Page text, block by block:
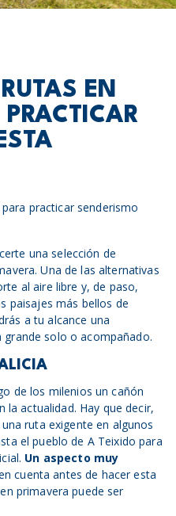
EN
una selección de
Una de las alternativas
al aire libre y, de paso,
paisajes más bellos de
a tu alcance una
solo o acompañado.
de los milenios un cañón
la actualidad. Hay que decir,
ruta exigente en algunos
el pueblo de A Teixido para
Un aspecto muy
cuenta antes de hacer esta
primavera puede ser